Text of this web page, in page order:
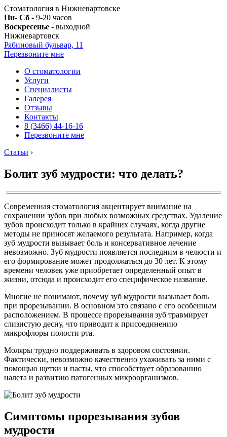
Стоматология в Нижневартовске
Пн- Сб - 9-20 часов
Воскресенье - выходной
Нижневартовск
Рябиновый бульвар, 11
Перезвоните мне
О стоматологии
Услуги
Специалисты
Галерея
Отзывы
Контакты
8 (3466) 44-16-16
Перезвоните мне
Статьи ›
Болит зуб мудрости: что делать?
Современная стоматология акцентирует внимание на
сохранении зубов при любых возможных средствах. Удаление
зубов происходит только в крайних случаях, когда другие
методы не приносят желаемого результата. Например, когда
зуб мудрости вызывает боль и консервативное лечение
невозможно. Зуб мудрости появляется последним в челюсти и
его формирование может продолжаться до 30 лет. К этому
времени человек уже приобретает определенный опыт в
жизни, отсюда и происходит его специфическое название.
Многие не понимают, почему зуб мудрости вызывает боль
при прорезывании. В основном это связано с его особенным
расположением. В процессе прорезывания зуб травмирует
слизистую десну, что приводит к присоединению
микрофлоры полости рта.
Моляры трудно поддерживать в здоровом состоянии.
Фактически, невозможно качественно ухаживать за ними с
помощью щетки и пасты, что способствует образованию
налета и развитию патогенных микроорганизмов.
Симптомы прорезывания зубов
мудрости